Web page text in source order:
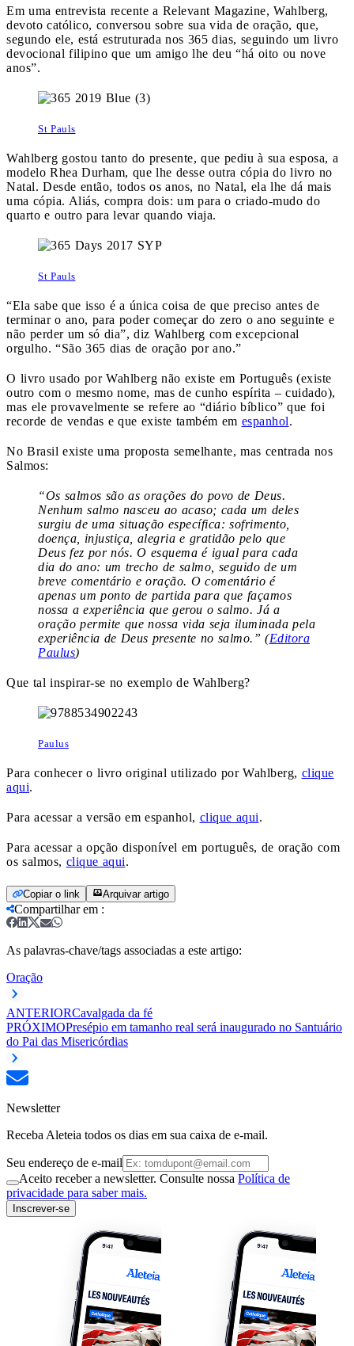
Em uma entrevista recente a Relevant Magazine, Wahlberg,
devoto católico, conversou sobre sua vida de oração, que,
segundo ele, está estruturada nos 365 dias, seguindo um livro
devocional filipino que um amigo lhe deu “há oito ou nove
anos”.
St Pauls
Wahlberg gostou tanto do presente, que pediu à sua esposa, a
modelo Rhea Durham, que lhe desse outra cópia do livro no
Natal. Desde então, todos os anos, no Natal, ela lhe dá mais
uma cópia. Aliás, compra dois: um para o criado-mudo do
quarto e outro para levar quando viaja.
St Pauls
“Ela sabe que isso é a única coisa de que preciso antes de
terminar o ano, para poder começar do zero o ano seguinte e
não perder um só dia”, diz Wahlberg com excepcional
orgulho. “São 365 dias de oração por ano.”
O livro usado por Wahlberg não existe em Português (existe
outro com o mesmo nome, mas de cunho espírita – cuidado),
mas ele provavelmente se refere ao “diário bíblico” que foi
recorde de vendas e que existe também em espanhol.
No Brasil existe uma proposta semelhante, mas centrada nos
Salmos:
“Os salmos são as orações do povo de Deus.
Nenhum salmo nasceu ao acaso; cada um deles
surgiu de uma situação específica: sofrimento,
doença, injustiça, alegria e gratidão pelo que
Deus fez por nós. O esquema é igual para cada
dia do ano: um trecho de salmo, seguido de um
breve comentário e oração. O comentário é
apenas um ponto de partida para que façamos
nossa a experiência que gerou o salmo. Já a
oração permite que nossa vida seja iluminada pela
experiência de Deus presente no salmo.” (Editora
Paulus)
Que tal inspirar-se no exemplo de Wahlberg?
Paulus
Para conhecer o livro original utilizado por Wahlberg, clique
aqui.
Para acessar a versão em espanhol, clique aqui.
Para acessar a opção disponível em português, de oração com
os salmos, clique aqui.
Copiar o link Arquivar artigo
Compartilhar em :
As palavras-chave/tags associadas a este artigo:
Oração
ANTERIORCavalgada da fé
PRÓXIMOPresépio em tamanho real será inaugurado no Santuário
do Pai das Misericórdias
Newsletter
Receba Aleteia todos os dias em sua caixa de e-mail.
Seu endereço de e-mail
Aceito receber a newsletter. Consulte nossa Política de
privacidade para saber mais.
Inscrever-se